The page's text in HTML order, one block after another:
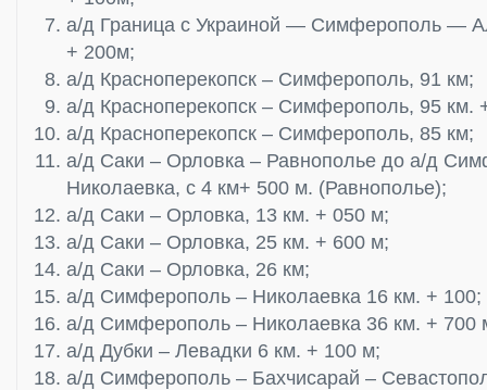
а/д Граница с Украиной — Симферополь —
+ 200м;
а/д Красноперекопск – Симферополь, 91 км;
а/д Красноперекопск – Симферополь, 95 км.
а/д Красноперекопск – Симферополь, 85 км;
а/д Саки – Орловка – Равнополье до а/д
Николаевка, с 4 км+ 500 м. (Равнополье);
а/д Саки – Орловка, 13 км. + 050 м;
а/д Саки – Орловка, 25 км. + 600 м;
а/д Саки – Орловка, 26 км;
а/д Симферополь – Николаевка 16 км. + 100;
а/д Симферополь – Николаевка 36 км. + 700
а/д Дубки – Левадки 6 км. + 100 м;
а/д Симферополь – Бахчисарай –